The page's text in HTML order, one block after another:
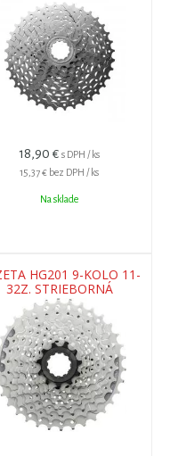
18,90 € s DPH / ks
15,37 € bez DPH / ks
Na sklade
HG201 9-KOLO 11-
32Z. STRIEBORNÁ